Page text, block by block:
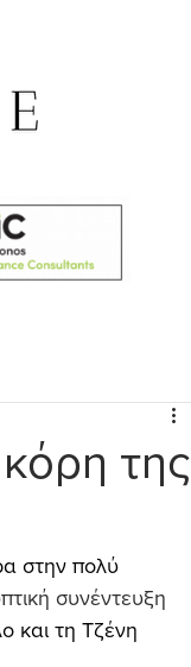
της
στην πολύ
συνέντευξη
και τη Τζένη